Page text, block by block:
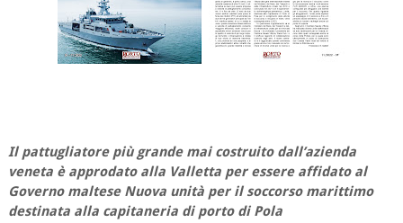
Il pattugliatore più grande mai costruito dall’azienda
veneta è approdato alla Valletta per essere affidato al
Governo maltese Nuova unità per il soccorso marittimo
destinata alla capitaneria di porto di Pola